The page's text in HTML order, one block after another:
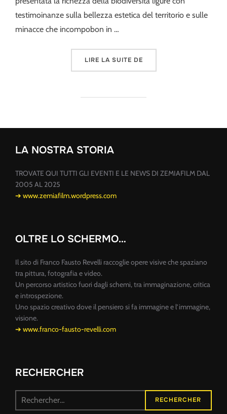
testimoinanze sulla bellezza estetica del territorio e sulle
minacce che incompobon in …
LIRE LA SUITE DE« NATURA E PAESAGGI
LA NOSTRA STORIA
TROVATE QUI TUTTI GLI EVENTI E LE NEWS DI ZEMIAFILM DAL
2005 AL 2025
➔ www.zemiafilm.wordpress.com
OLTRE LO SCHERMO…
Il sito di Franco Fausto Revelli raccoglie opere visive che spaziano
tra pittura, fotografia e video.
Un percorso artistico fuori dagli schemi, tra immaginazione, critica
e introspezione.
Uno spazio creativo dove il pensiero si fa immagine e l’immagine,
visione.
➔ www.franco-fausto-revelli.com
RECHERCHER
Recherche
RECHERCHER